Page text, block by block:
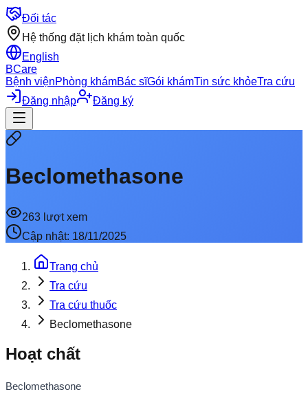
Đối tác
Hệ thống đặt lịch khám toàn quốc
English
BCare
Bệnh việnPhòng khámBác sĩGói khámTin sức khỏeTra cứu
Đăng nhập
Đăng ký
Beclomethasone
263 lượt xem
Cập nhật: 18/11/2025
Trang chủ
Tra cứu
Tra cứu thuốc
Beclomethasone
Hoạt chất
Beclomethasone